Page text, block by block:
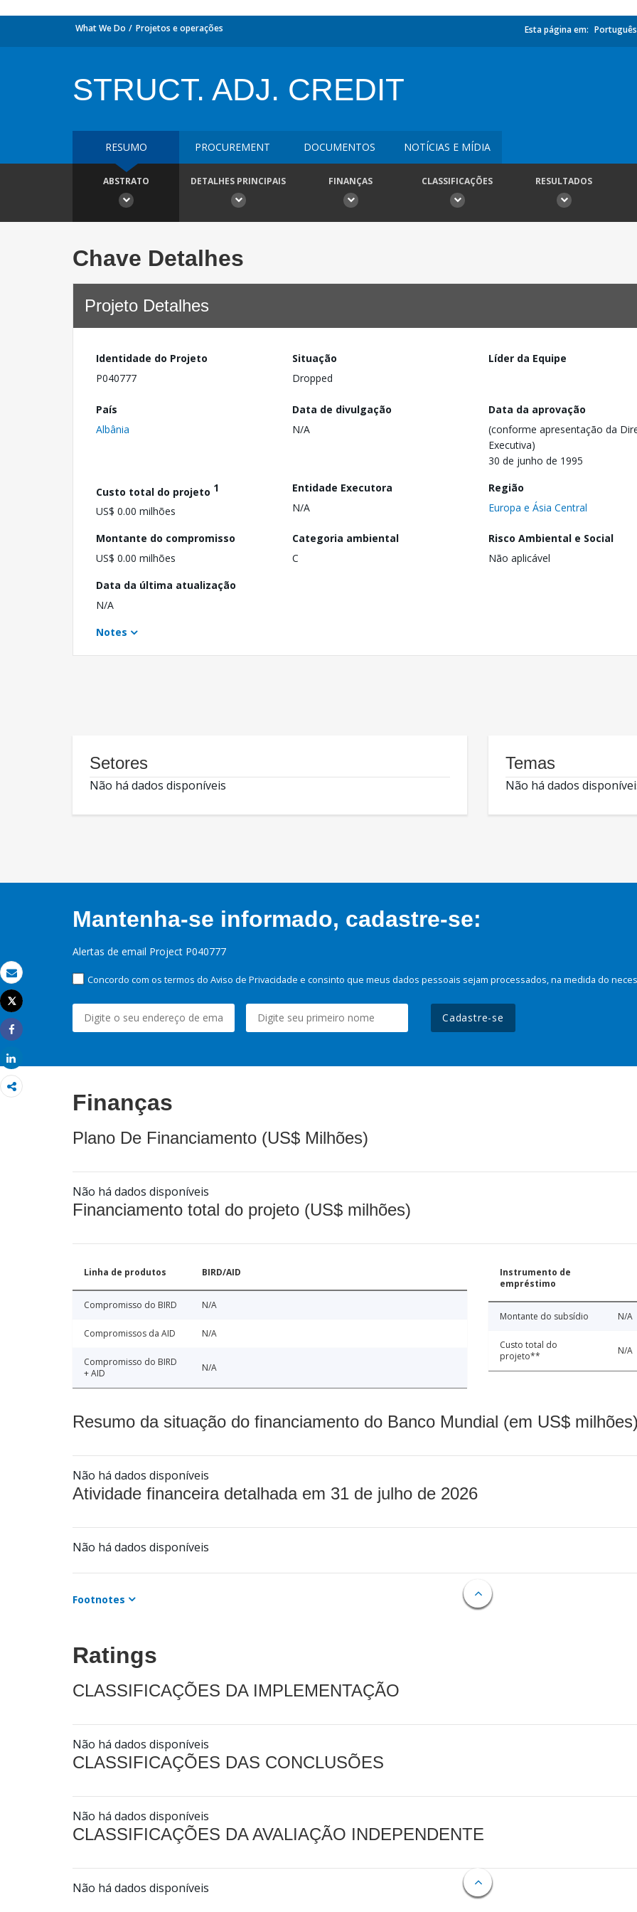
Email
Imprimir
Tweet
Share
What We Do Projetos e operações Esta página em: Português
STRUCT. ADJ. CREDIT
RESUMO PROCUREMENT DOCUMENTOS NOTÍCIAS E MÍDIA
ABSTRATO DETALHES PRINCIPAIS FINANÇAS CLASSIFICAÇÕES RESULTADOS
Chave Detalhes
Projeto Detalhes
Identidade do Projeto
P040777
Situação
Dropped
Líder da Equipe
País
Albânia
Data de divulgação
N/A
Data da aprovação
(conforme apresentação da
Executiva)
30 de junho de 1995
Custo total do projeto 1
US$ 0.00 milhões
Entidade Executora
N/A
Região
Europa e Ásia Central
Montante do compromisso
US$ 0.00 milhões
Categoria ambiental
C
Risco Ambiental e Social
Não aplicável
Data da última atualização
N/A
Notes
Setores
Não há dados disponíveis
Temas
Não há dados
Mantenha-se informado, cadastre-se:
Alertas de email Project P040777
Concordo com os termos do Aviso de Privacidade e consinto que meus dados pessoais sejam processados, na medida do
Cadastre-se
Finanças
Plano De Financiamento (US$ Milhões)
Não há dados disponíveis
Financiamento total do projeto (US$ milhões)
Linha de produtos BIRD/AID
Compromisso do BIRD N/A
Compromissos da AID N/A
Compromisso do BIRD
+ AID
N/A
Instrumento de
empréstimo
Montante do subsídio N/A
Custo total do
projeto**
N/A
Resumo da situação do financiamento do Banco Mundial (em US$
Não há dados disponíveis
Atividade financeira detalhada em 31 de julho de 2026
Não há dados disponíveis
Footnotes
Ratings
CLASSIFICAÇÕES DA IMPLEMENTAÇÃO
Não há dados disponíveis
CLASSIFICAÇÕES DAS CONCLUSÕES
Não há dados disponíveis
CLASSIFICAÇÕES DA AVALIAÇÃO INDEPENDENTE
Não há dados disponíveis